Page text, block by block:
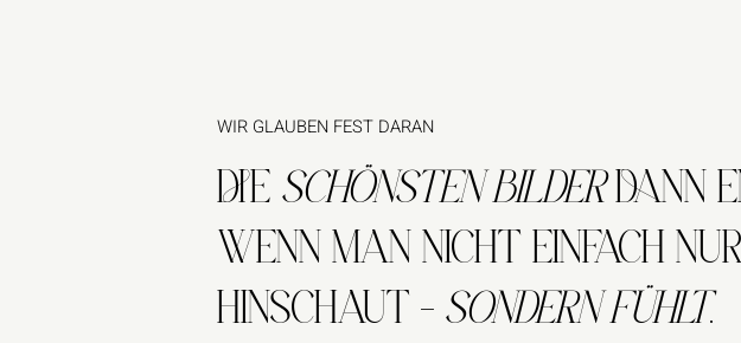
WIR GLAUBEN FEST DARAN
DIESCHÖNSTEN BILDERDANN
WENN MAN NICHT EINFACH NUR
HINSCHAUT –SONDERN FÜHLT.